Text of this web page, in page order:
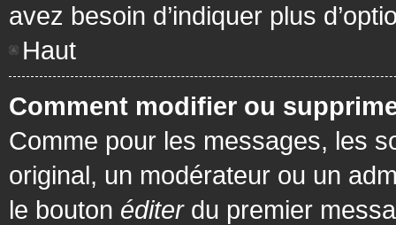
avez besoin d’indiquer plus
Haut
Comment modifier ou
Comme pour les messages, les
original, un modérateur ou un
le bouton éditerdu premier